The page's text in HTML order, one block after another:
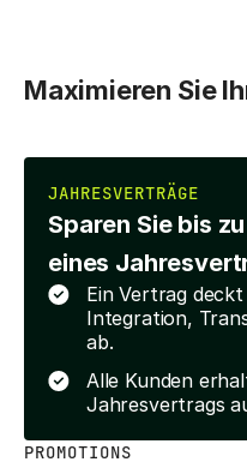
Maximieren Sie
JAHRESVERTRÄGE
Sparen Sie bis
eines
Ein Vertrag
Integration,
ab.
Alle Kunden
Jahresvertrags
PROMOTIONS